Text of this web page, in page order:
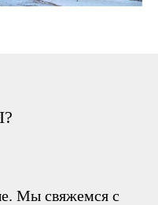
Мы свяжемся с